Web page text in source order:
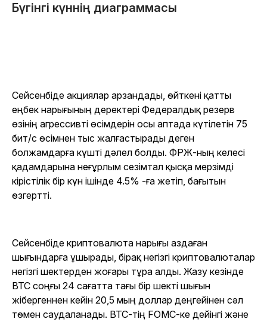
Бүгінгі күннің диаграммасы
Сейсенбіде акциялар арзандады, өйткені қатты
еңбек нарығының деректері Федералдық резерв
өзінің агрессивті өсімдерін осы аптада күтілетін 75
бит/с өсімнен тыс жалғастырады деген
болжамдарға күшті дәлел болды. ФРЖ-ның келесі
қадамдарына неғұрлым сезімтал қысқа мерзімді
кірістілік бір күн ішінде 4.5% -ға жетіп, бағытын
өзгертті.
Сейсенбіде криптовалюта нарығы аздаған
шығындарға ұшырады, бірақ негізгі криптовалюталар
негізгі шектерден жоғары тұра алды. Жазу кезінде
BTC соңғы 24 сағатта тағы бір шекті шығын
жібергеннен кейін 20,5 мың доллар деңгейінен сәл
төмен саудаланады. BTC-тің FOMC-ке дейінгі және